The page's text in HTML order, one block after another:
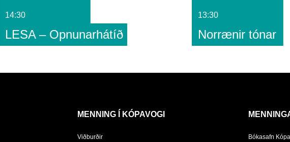
14:30
LESA – Opnunarhátíð
13:30
Norrænir tónar
MENNING Í KÓPAVOGI
Viðburðir Bókasafn